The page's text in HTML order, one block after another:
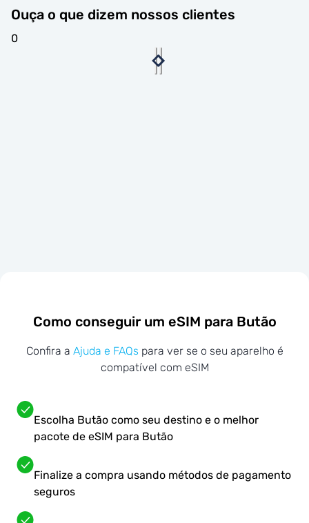
Ouça o que dizem nossos clientes
0
Como conseguir um eSIM para Butão
Confira a Ajuda e FAQs para ver se o seu aparelho é
compatível com eSIM
Escolha Butão como seu destino e o melhor
pacote de eSIM para Butão
Finalize a compra usando métodos de pagamento
seguros